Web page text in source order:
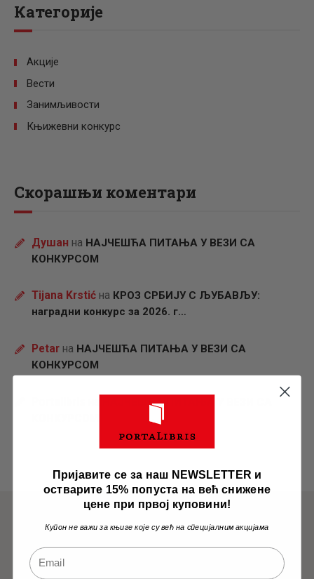
Категорије
Акције
Вести
Занимљивости
Књижевни конкурс
Скорашњи коментари
Душан на НАЈЧЕШЋА ПИТАЊА У ВЕЗИ СА
КОНКУРСОМ
Tijana Krstićна КРОЗ СРБИЈУ С ЉУБАВЉУ:
наградни конкурс за 2026. г…
Petarна НАЈЧЕШЋА ПИТАЊА У ВЕЗИ СА
КОНКУРСОМ
НАЈЧЕШЋА ПИТАЊА У ВЕЗИ СА
Књижара
Пријавите се за наш NEWSLETTER и
остварите 15% попуста на већ снижене
цене при првој куповини!
Купон не важи за књиге које су већ на специјалним акцијама